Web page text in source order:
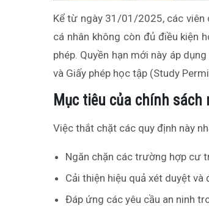
Kể từ ngày 31/01/2025, các
cá nhân không còn đủ điều kiện
phép. Quyền hạn mới này áp
và Giấy phép học tập (Study
Mục tiêu của chính sách
Việc thắt chặt các quy định này
Ngăn chặn các trường hợp cư
Cải thiện hiệu quả xét duyệt
Đáp ứng các yêu cầu an ninh